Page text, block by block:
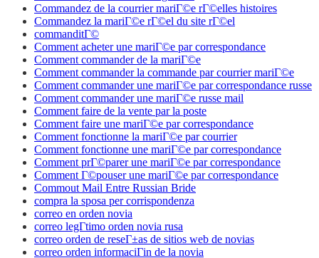
Commandez de la courrier mariГ©e rГ©elles histoires
Commandez la mariГ©e rГ©el du site rГ©el
commanditГ©
Comment acheter une mariГ©e par correspondance
Comment commander de la mariГ©e
Comment commander la commande par courrier mariГ©e
Comment commander une mariГ©e par correspondance russe
Comment commander une mariГ©e russe mail
Comment faire de la vente par la poste
Comment faire une mariГ©e par correspondance
Comment fonctionne la mariГ©e par courrier
Comment fonctionne une mariГ©e par correspondance
Comment prГ©parer une mariГ©e par correspondance
Comment Г©pouser une mariГ©e par correspondance
Commout Mail Entre Russian Bride
compra la sposa per corrispondenza
correo en orden novia
correo legГ­timo orden novia rusa
correo orden de reseГ±as de sitios web de novias
correo orden informaciГіn de la novia